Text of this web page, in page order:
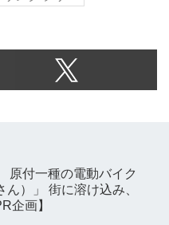
付一種の電動バイク
ん）」 街に溶け込み、
企画】